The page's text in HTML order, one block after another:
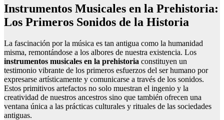
Instrumentos Musicales en la Prehistoria:
Los Primeros Sonidos de la Historia
La fascinación por la música es tan antigua como la humanidad
misma, remontándose a los albores de nuestra existencia. Los
instrumentos musicales en la prehistoria constituyen un
testimonio vibrante de los primeros esfuerzos del ser humano por
expresarse artísticamente y comunicarse a través de los sonidos.
Estos primitivos artefactos no solo muestran el ingenio y la
creatividad de nuestros ancestros sino que también ofrecen una
ventana única a las prácticas culturales y rituales de las sociedades
antiguas.